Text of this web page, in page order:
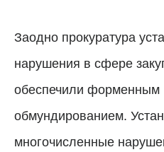
Заодно прокуратура
нарушения в сфере
обеспечили форменным
обмундированием.
многочисленные